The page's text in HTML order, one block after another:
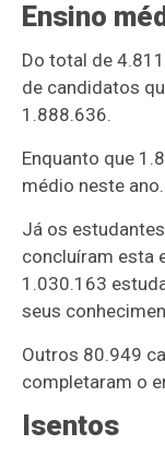
Ensino
Do total de
de candidatos
1.888.636.
Enquanto que
médio neste ano.
Já os
concluíram esta
1.030.163
seus
Outros 80.949
completaram o
Isentos